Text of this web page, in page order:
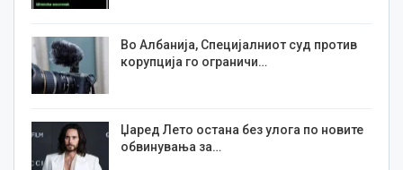
Во Албанија, Специјалниот суд против
корупција го ограничи…
Џаред Лето остана без улога по новите
обвинувања за…